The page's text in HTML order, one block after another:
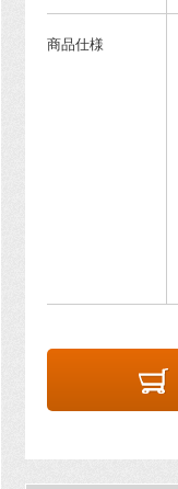
商品仕様